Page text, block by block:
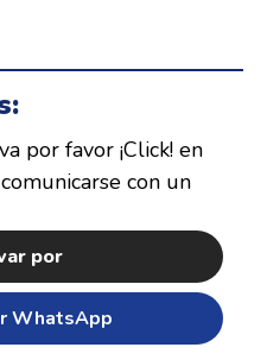
por favor ¡Click! en
con un
por
WhatsApp